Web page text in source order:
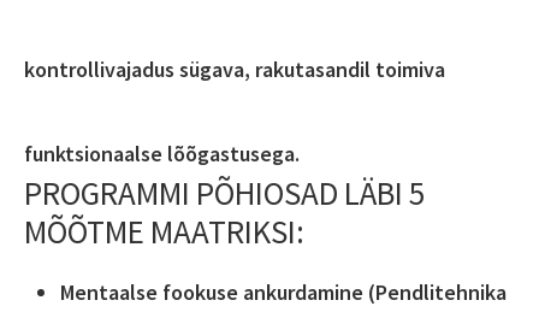
kontrollivajadus sügava, rakutasandil toimiva
funktsionaalse lõõgastusega.
PROGRAMMI PÕHIOSAD LÄBI 5
MÕÕTME MAATRIKSI:
Mentaalse fookuse ankurdamine (Pendlitehnika